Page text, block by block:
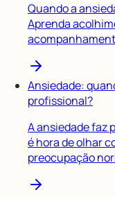
Quando a
Aprenda
Ansiedade:
profissional?
A ansiedade faz
é hora de olhar
preocupação